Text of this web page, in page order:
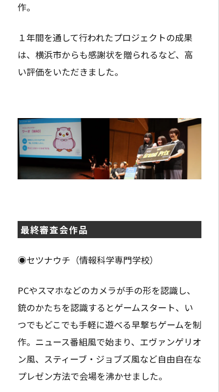
作。
１年間を通して行われたプロジェクトの成果
は、横浜市からも感謝状を贈られるなど、高
い評価をいただきました。
最終審査会作品
◉セツナウチ（情報科学専門学校）
PCやスマホなどのカメラが手の形を認識し、
銃のかたちを認識するとゲームスタート、い
つでもどこでも手軽に遊べる早撃ちゲームを制
作。ニュース番組風で始まり、エヴァンゲリオ
ン風、スティーブ・ジョブズ風など自由自在な
プレゼン方法で会場を沸かせました。